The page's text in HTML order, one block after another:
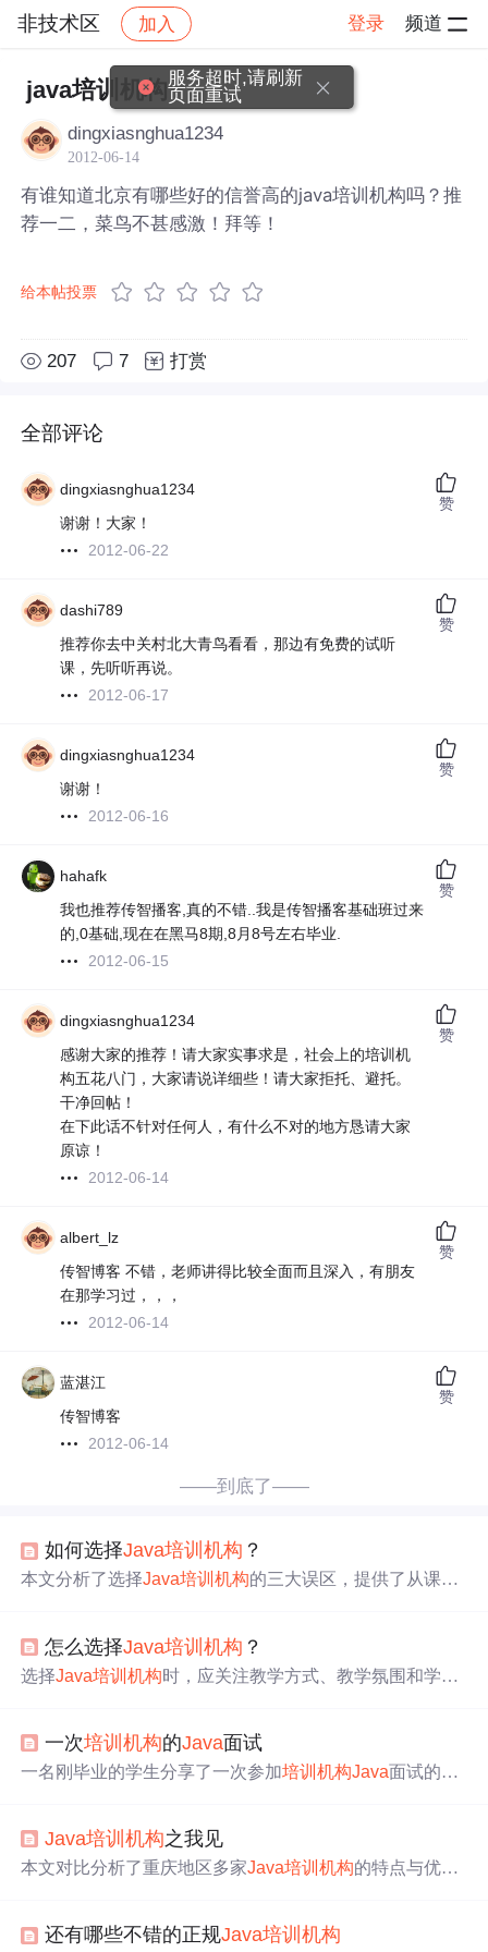
非技术区 加入 登录 频道
社区 非技术区 帖子详情
java培训机构
dingxiasnghua1234
2012-06-14
有谁知道北京有哪些好的信誉高的java培训机构吗？推
荐一二，菜鸟不甚感激！拜等！
给本帖投票
207 7 打赏
全部评论
dingxiasnghua1234
谢谢！大家！
2012-06-22
赞
dashi789
推荐你去中关村北大青鸟看看，那边有免费的试听
课，先听听再说。
2012-06-17
赞
dingxiasnghua1234
谢谢！
2012-06-16
赞
hahafk
我也推荐传智播客,真的不错..我是传智播客基础班过来
的,0基础,现在在黑马8期,8月8号左右毕业.
2012-06-15
赞
dingxiasnghua1234
感谢大家的推荐！请大家实事求是，社会上的培训机
构五花八门，大家请说详细些！请大家拒托、避托。
干净回帖！
在下此话不针对任何人，有什么不对的地方恳请大家
原谅！
2012-06-14
赞
albert_lz
传智博客 不错，老师讲得比较全面而且深入，有朋友
在那学习过，，，
2012-06-14
赞
蓝湛江
传智博客
2012-06-14
赞
——到底了——
如何选择Java培训机构 ？
本文分析了选择Java培训机构的三大误区，提供了从课程
怎么选择Java培训机构 ？
选择Java培训机构时，应关注教学方式、教学氛围和学员
构的筛选标准。靠谱的机构会注重这些方面，建议实地考
察并根据这些标准进行选择。
一次培训机构的Java面试
一名刚毕业的学生分享了一次参加培训机构Java面试的经
考核方式及培训安排。
Java培训机构之我见
本文对比分析了重庆地区多家Java培训机构的特点与优
还有哪些不错的正规Java培训机构
服务超时,请刷新
页面重试